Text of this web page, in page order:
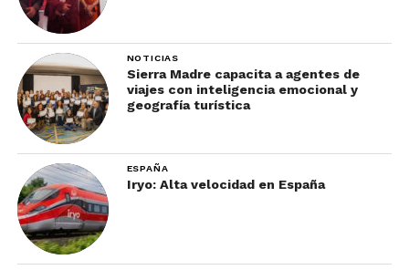
NOTICIAS
Sierra Madre capacita a agentes de
viajes con inteligencia emocional y
geografía turística
ESPAÑA
Iryo: Alta velocidad en España